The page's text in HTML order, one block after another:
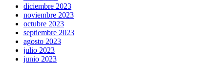
diciembre 2023
noviembre 2023
octubre 2023
septiembre 2023
agosto 2023
julio 2023
junio 2023